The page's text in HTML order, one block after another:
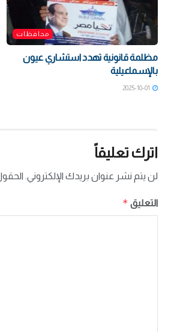
محافظات
مظلمة قانونية تهدد استشاري عيون
بالإسماعيلية
اترك تعليقاً
لن يتم نشر عنوان بريدك الإلكتروني.
التعليق *